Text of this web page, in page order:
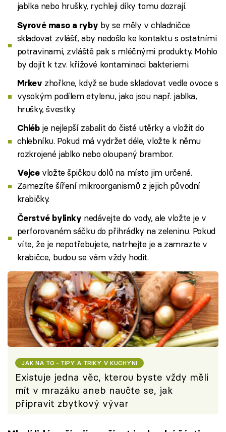
jablka nebo hrušky, rychleji díky tomu dozrají.
Syrové maso a ryby by se měly v chladničce
skladovat zvlášť, aby nedošlo ke kontaktu s ostatními
potravinami, zvláště pak s mléčnými produkty. Mohlo
by dojít k tzv. křížové kontaminaci bakteriemi.
Mrkev zhořkne, když se bude skladovat vedle ovoce s
vysokým podílem etylenu, jako jsou např. jablka,
hrušky, švestky.
Chlébje nejlepší zabalit do čisté utěrky a vložit do
chlebníku. Pokud má vydržet déle, vložte k němu
rozkrojené jablko nebo oloupaný brambor.
Vejcevložte špičkou dolů na místo jim určené.
Zamezíte šíření mikroorganismů z jejich původní
krabičky.
Čerstvé bylinky nedávejte do vody, ale vložte je v
perforovaném sáčku do přihrádky na zeleninu. Pokud
víte, že je nepotřebujete, natrhejte je a zamrazte v
krabičce, budou se vám vždy hodit.
JAK NA TO - TIPY A TRIKY V KUCHYNI
Existuje jedna věc, kterou byste vždy měli
mít v mrazáku aneb naučte se, jak
připravit zbytkový vývar